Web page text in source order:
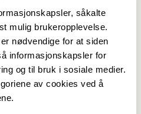
såkalte
mulig brukeropplevelse.
nødvendige for at siden
informasjonskapsler for
og til bruk i sosiale medier.
av cookies ved å
Luka